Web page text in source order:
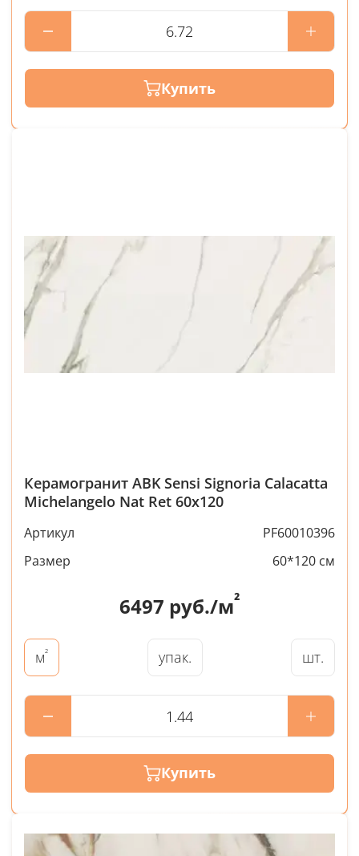
Купить
Керамогранит ABK Sensi Signoria Calacatta
Michelangelo Nat Ret 60x120
Артикул
PF60010396
Размер
60*120 см
6497 руб./м²
м² упак. шт.
Купить